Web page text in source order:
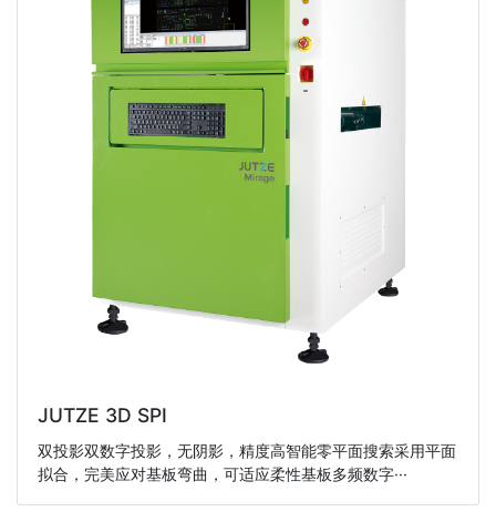
JUTZE 3D SPI
双投影双数字投影，无阴影，精度高智能零平面搜索采用平面
拟合，完美应对基板弯曲，可适应柔性基板多频数字···